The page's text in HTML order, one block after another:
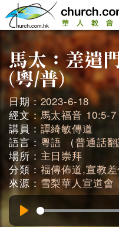
日期：2023-6-18
經文： 馬太福音 10:5-7
講員： 譚綺敏傳道
語言： 粵語 （普通話
場所： 主日崇拜
分類： 福傳佈道,宣教
來源： 雪梨華人宣道會